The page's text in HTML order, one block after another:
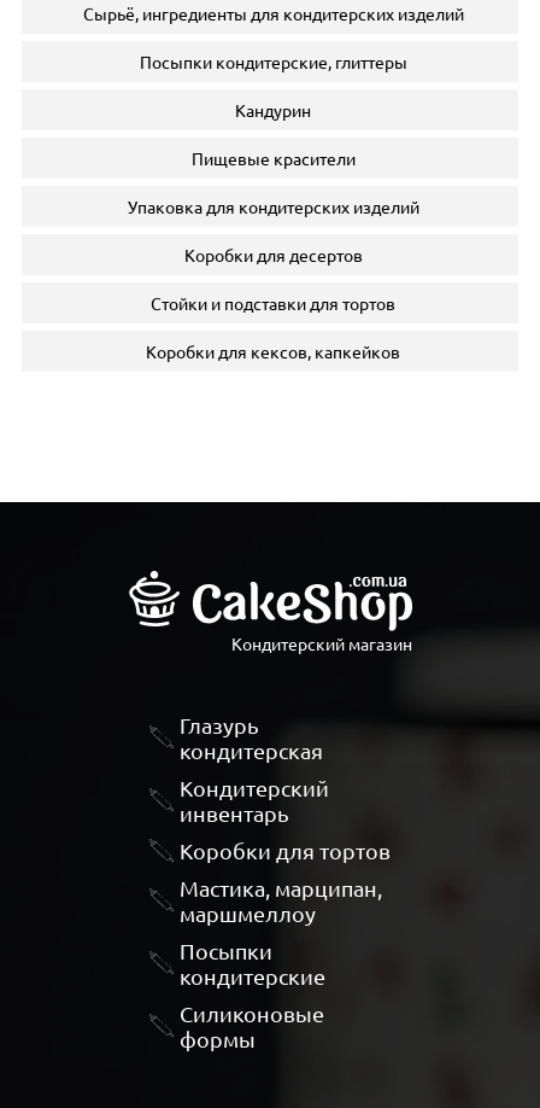
Сырьё, ингредиенты для кондитерских изделий
Посыпки кондитерские, глиттеры
Кандурин
Пищевые красители
Упаковка для кондитерских изделий
Коробки для десертов
Стойки и подставки для тортов
Коробки для кексов, капкейков
Кондитерский магазин
Глазурь
кондитерская
Кондитерский
инвентарь
Коробки для тортов
Мастика, марципан,
маршмеллоу
Посыпки
кондитерские
Силиконовые
формы